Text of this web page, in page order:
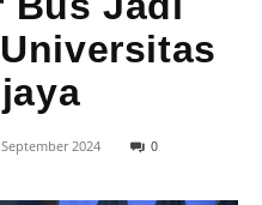
2024 0